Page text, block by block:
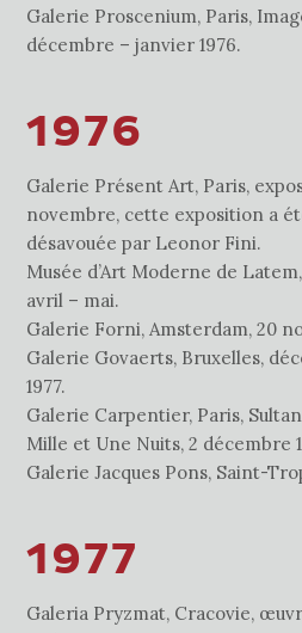
Galerie Proscenium, Paris,
décembre – janvier 1976.
1976
Galerie Présent Art, Paris,
novembre, cette exposition a
désavouée par Leonor Fini.
Musée d’Art Moderne de
avril – mai.
Galerie Forni, Amsterdam, 20
Galerie Govaerts, Bruxelles,
1977.
Galerie Carpentier, Paris,
Mille et Une Nuits, 2 décembre
Galerie Jacques Pons, Saint-
1977
Galeria Pryzmat, Cracovie,